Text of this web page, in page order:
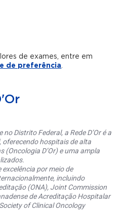
de exames, entre em
de preferência.
Distrito Federal, a Rede D’Or é a
oferecendo hospitais de alta
(Oncologia D’Or) e uma ampla
por meio de
incluindo
(ONA), Joint Commission
de Acreditação Hospitalar
of Clinical Oncology